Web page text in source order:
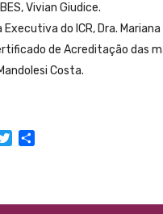
Vivian Giudice.
do ICR, Dra.
de Acreditação das
Costa.
Twitter